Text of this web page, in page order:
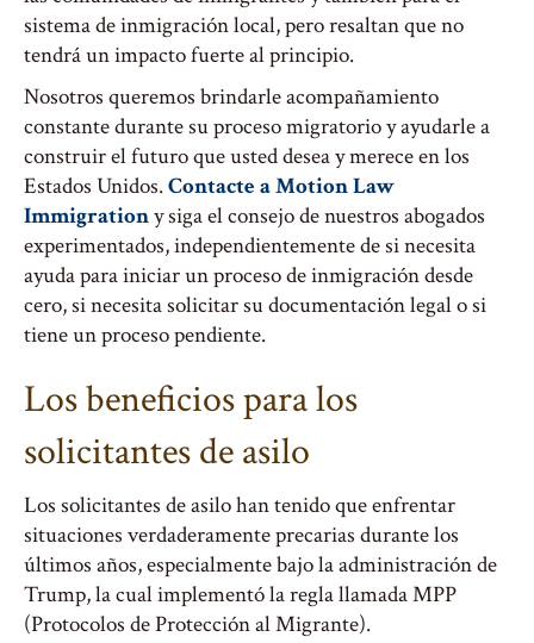
sistema de inmigración local, pero resaltan que no
tendrá un impacto fuerte al principio.
Nosotros queremos brindarle acompañamiento
constante durante su proceso migratorio y ayudarle a
construir el futuro que usted desea y merece en los
Estados Unidos.Contacte a Motion Law
Immigrationy siga el consejo de nuestros abogados
experimentados, independientemente de si necesita
ayuda para iniciar un proceso de inmigración desde
cero, si necesita solicitar su documentación legal o si
tiene un proceso pendiente.
Los beneficios para los
solicitantes de asilo
Los solicitantes de asilo han tenido que enfrentar
situaciones verdaderamente precarias durante los
últimos años, especialmente bajo la administración de
Trump, la cual implementó la regla llamada MPP
(Protocolos de Protección al Migrante).